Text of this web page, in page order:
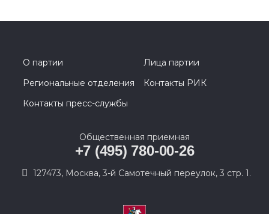
О партии
Лица партии
Региональные отделения
Контакты РИК
Контакты пресс-службы
Общественная приемная
+7 (495) 780-00-26
127473, Москва, 3-й Самотечный переулок, 3 стр. 1.